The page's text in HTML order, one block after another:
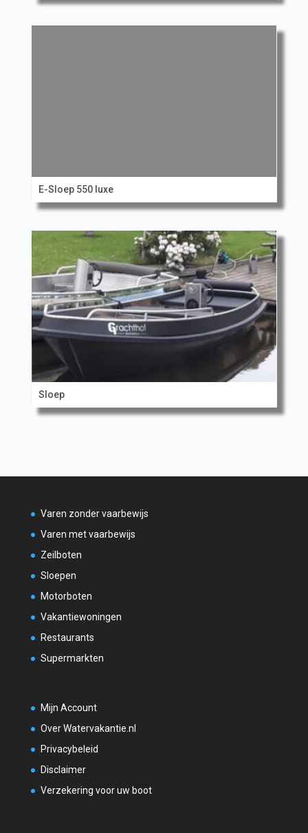
E-Sloep 550 luxe
Sloep
Varen zonder vaarbewijs
Varen met vaarbewijs
Zeilboten
Sloepen
Motorboten
Vakantiewoningen
Restaurants
Supermarkten
Mijn Account
Over Watervakantie.nl
Privacybeleid
Disclaimer
Verzekering voor uw boot